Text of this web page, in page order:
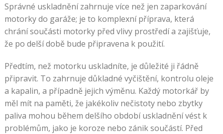
Správné uskladnění zahrnuje více než jen zaparkování
motorky do garáže; je to komplexní příprava, která
chrání součásti motorky před vlivy prostředí a zajišťuje,
že po delší době bude připravena k použití.
Předtím, než motorku uskladníte, je důležité ji řádně
připravit. To zahrnuje důkladné vyčištění, kontrolu oleje
a kapalin, a případně jejich výměnu. Každý motorkář by
měl mít na paměti, že jakékoliv nečistoty nebo zbytky
paliva mohou během delšího období uskladnění vést k
problémům, jako je koroze nebo zánik součástí. Před